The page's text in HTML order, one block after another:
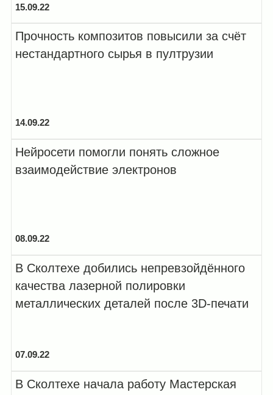
15.09.22
Прочность композитов повысили за счёт
нестандартного сырья в пултрузии
14.09.22
Нейросети помогли понять сложное
взаимодействие электронов
08.09.22
В Сколтехе добились непревзойдённого
качества лазерной полировки
металлических деталей после 3D-печати
07.09.22
В Сколтехе начала работу Мастерская